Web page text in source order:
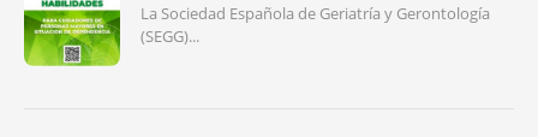
La Sociedad Española de Geriatría y Gerontología
(SEGG)...